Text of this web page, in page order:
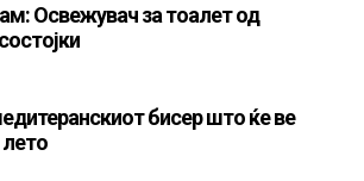
Освежувач за тоалет од
бисер што ќе ве